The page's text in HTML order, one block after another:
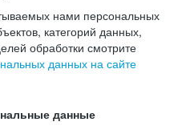
нами персональных
категорий данных,
обработки смотрите
данных на сайте
данные